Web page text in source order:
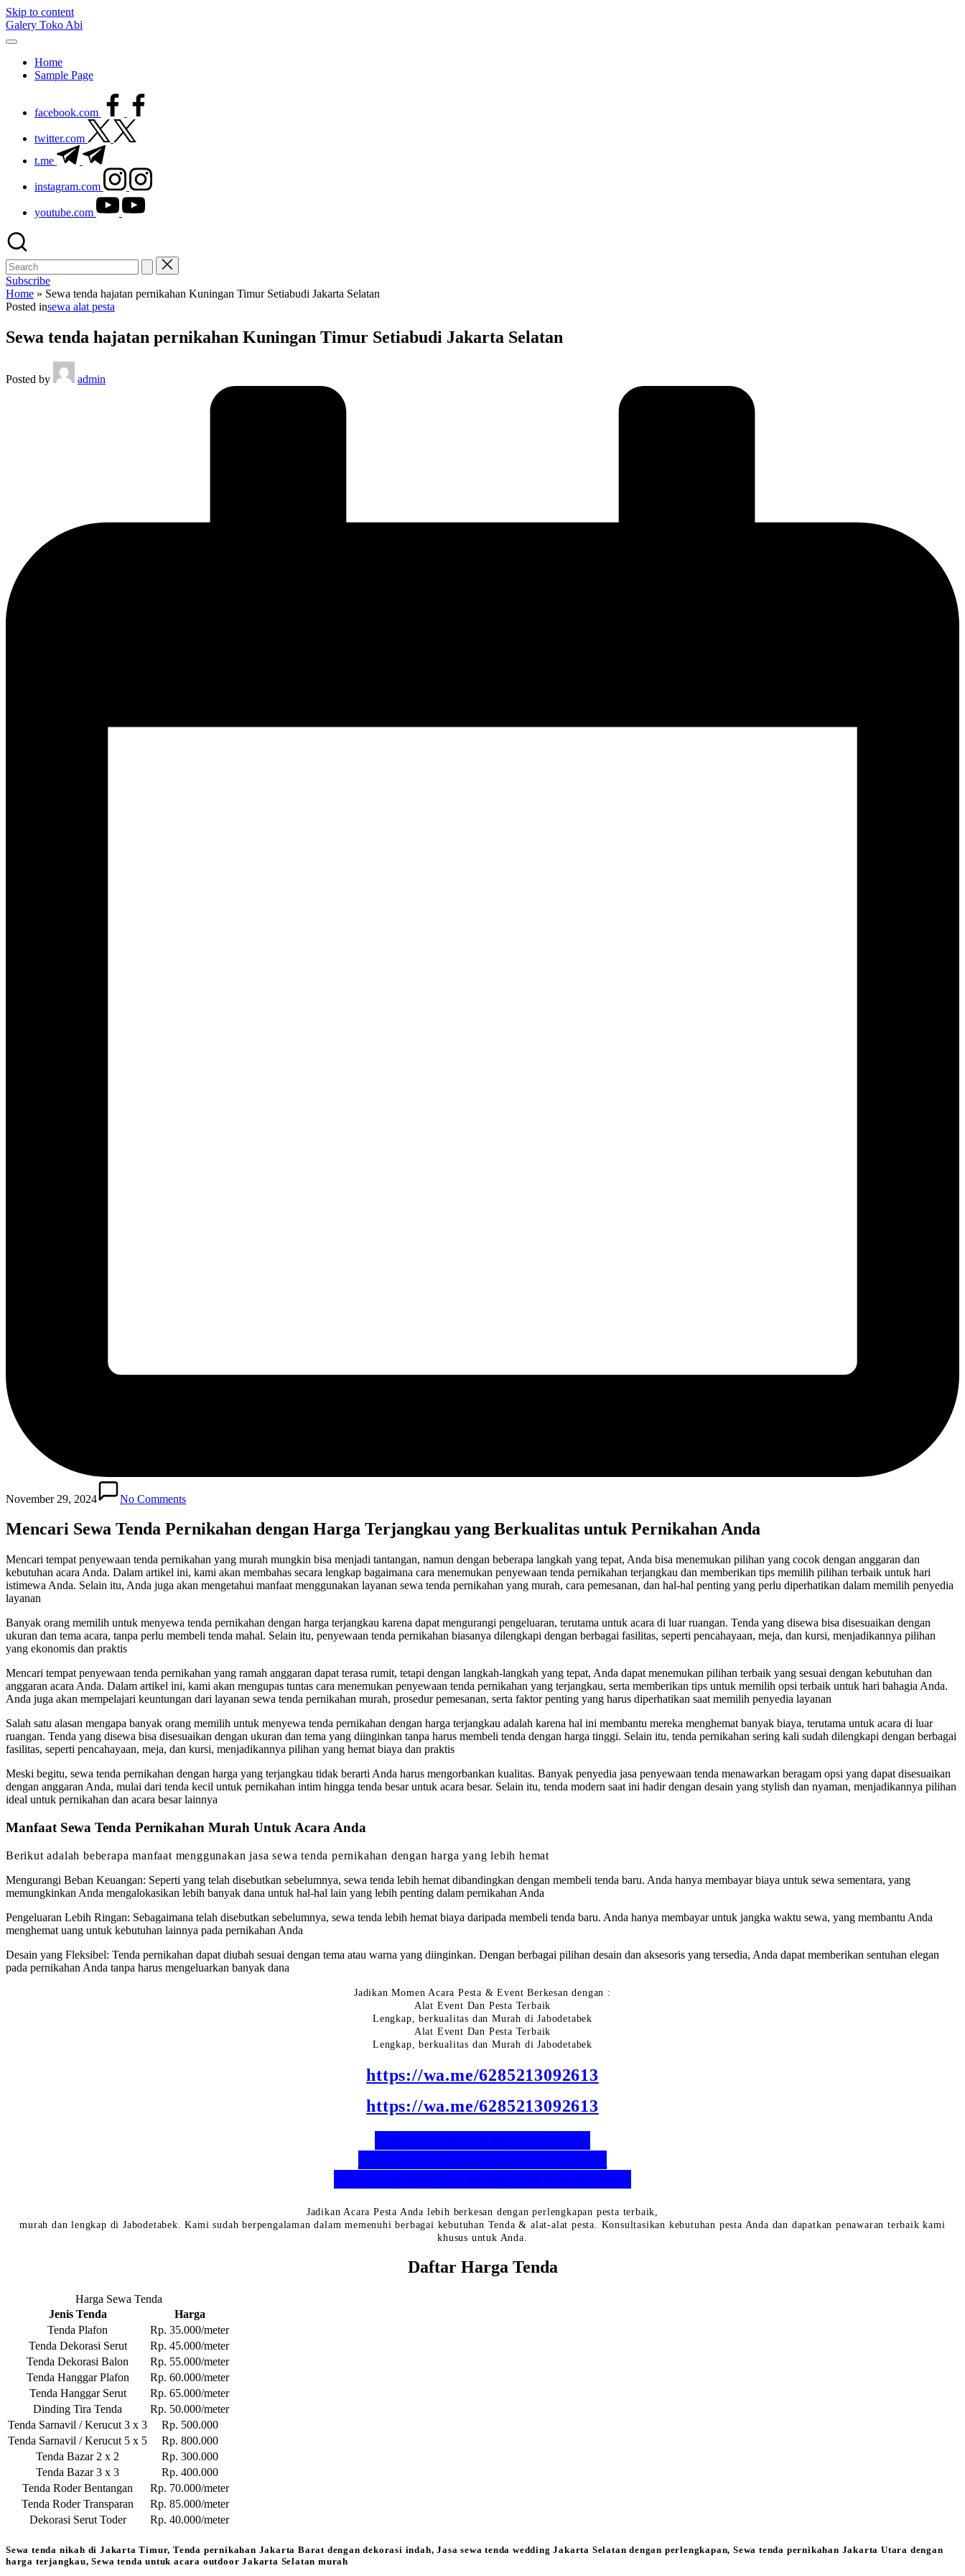
Skip to content
Galery Toko Abi
Home
Sample Page
facebook.com
twitter.com
t.me
instagram.com
youtube.com
Subscribe
Home » Sewa tenda hajatan pernikahan Kuningan Timur Setiabudi Jakarta Selatan
Posted insewa alat pesta
Sewa tenda hajatan pernikahan Kuningan Timur Setiabudi Jakarta Selatan
Posted by admin
November 29, 2024 No Comments
Mencari Sewa Tenda Pernikahan dengan Harga Terjangkau yang Berkualitas untuk Pernikahan Anda
Mencari tempat penyewaan tenda pernikahan yang murah mungkin bisa menjadi tantangan, namun dengan beberapa langkah yang tepat, Anda bisa menemukan pilihan yang cocok dengan anggaran dan
kebutuhan acara Anda. Dalam artikel ini, kami akan membahas secara lengkap bagaimana cara menemukan penyewaan tenda pernikahan terjangkau dan memberikan tips memilih pilihan terbaik untuk hari
istimewa Anda. Selain itu, Anda juga akan mengetahui manfaat menggunakan layanan sewa tenda pernikahan yang murah, cara pemesanan, dan hal-hal penting yang perlu diperhatikan dalam memilih penyedia
layanan
Banyak orang memilih untuk menyewa tenda pernikahan dengan harga terjangkau karena dapat mengurangi pengeluaran, terutama untuk acara di luar ruangan. Tenda yang disewa bisa disesuaikan dengan
ukuran dan tema acara, tanpa perlu membeli tenda mahal. Selain itu, penyewaan tenda pernikahan biasanya dilengkapi dengan berbagai fasilitas, seperti pencahayaan, meja, dan kursi, menjadikannya pilihan
yang ekonomis dan praktis
Mencari tempat penyewaan tenda pernikahan yang ramah anggaran dapat terasa rumit, tetapi dengan langkah-langkah yang tepat, Anda dapat menemukan pilihan terbaik yang sesuai dengan kebutuhan dan
anggaran acara Anda. Dalam artikel ini, kami akan mengupas tuntas cara menemukan penyewaan tenda pernikahan yang terjangkau, serta memberikan tips untuk memilih opsi terbaik untuk hari bahagia Anda.
Anda juga akan mempelajari keuntungan dari layanan sewa tenda pernikahan murah, prosedur pemesanan, serta faktor penting yang harus diperhatikan saat memilih penyedia layanan
Salah satu alasan mengapa banyak orang memilih untuk menyewa tenda pernikahan dengan harga terjangkau adalah karena hal ini membantu mereka menghemat banyak biaya, terutama untuk acara di luar
ruangan. Tenda yang disewa bisa disesuaikan dengan ukuran dan tema yang diinginkan tanpa harus membeli tenda dengan harga tinggi. Selain itu, tenda pernikahan sering kali sudah dilengkapi dengan berbagai
fasilitas, seperti pencahayaan, meja, dan kursi, menjadikannya pilihan yang hemat biaya dan praktis
Meski begitu, sewa tenda pernikahan dengan harga yang terjangkau tidak berarti Anda harus mengorbankan kualitas. Banyak penyedia jasa penyewaan tenda menawarkan beragam opsi yang dapat disesuaikan
dengan anggaran Anda, mulai dari tenda kecil untuk pernikahan intim hingga tenda besar untuk acara besar. Selain itu, tenda modern saat ini hadir dengan desain yang stylish dan nyaman, menjadikannya pilihan
ideal untuk pernikahan dan acara besar lainnya
Manfaat Sewa Tenda Pernikahan Murah Untuk Acara Anda
Berikut adalah beberapa manfaat menggunakan jasa sewa tenda pernikahan dengan harga yang lebih hemat
Mengurangi Beban Keuangan: Seperti yang telah disebutkan sebelumnya, sewa tenda lebih hemat dibandingkan dengan membeli tenda baru. Anda hanya membayar biaya untuk sewa sementara, yang
memungkinkan Anda mengalokasikan lebih banyak dana untuk hal-hal lain yang lebih penting dalam pernikahan Anda
Pengeluaran Lebih Ringan: Sebagaimana telah disebutkan sebelumnya, sewa tenda lebih hemat biaya daripada membeli tenda baru. Anda hanya membayar untuk jangka waktu sewa, yang membantu Anda
menghemat uang untuk kebutuhan lainnya pada pernikahan Anda
Desain yang Fleksibel: Tenda pernikahan dapat diubah sesuai dengan tema atau warna yang diinginkan. Dengan berbagai pilihan desain dan aksesoris yang tersedia, Anda dapat memberikan sentuhan elegan
pada pernikahan Anda tanpa harus mengeluarkan banyak dana
Jadikan Momen Acara Pesta & Event Berkesan dengan :
Alat Event Dan Pesta Terbaik
Lengkap, berkualitas dan Murah di Jabodetabek
Alat Event Dan Pesta Terbaik
Lengkap, berkualitas dan Murah di Jabodetabek
https://wa.me/6285213092613
https://wa.me/6285213092613
Jadikan Acara Pesta Anda lebih berkesan dengan perlengkapan pesta terbaik,
murah dan lengkap di Jabodetabek. Kami sudah berpengalaman dalam memenuhi berbagai kebutuhan Tenda & alat-alat pesta. Konsultasikan kebutuhan pesta Anda dan dapatkan penawaran terbaik kami
khusus untuk Anda.
Daftar Harga Tenda
Harga Sewa Tenda
Jenis Tenda
Harga
Tenda Plafon
Rp. 35.000/meter
Tenda Dekorasi Serut
Rp. 45.000/meter
Tenda Dekorasi Balon
Rp. 55.000/meter
Tenda Hanggar Plafon
Rp. 60.000/meter
Tenda Hanggar Serut
Rp. 65.000/meter
Dinding Tira Tenda
Rp. 50.000/meter
Tenda Sarnavil / Kerucut 3 x 3
Rp. 500.000
Tenda Sarnavil / Kerucut 5 x 5
Rp. 800.000
Tenda Bazar 2 x 2
Rp. 300.000
Tenda Bazar 3 x 3
Rp. 400.000
Tenda Roder Bentangan
Rp. 70.000/meter
Tenda Roder Transparan
Rp. 85.000/meter
Dekorasi Serut Toder
Rp. 40.000/meter
Sewa tenda nikah di Jakarta Timur, Tenda pernikahan Jakarta Barat dengan dekorasi indah, Jasa sewa tenda wedding Jakarta Selatan dengan perlengkapan, Sewa tenda pernikahan Jakarta Utara dengan
harga terjangkau, Sewa tenda untuk acara outdoor Jakarta Selatan murah